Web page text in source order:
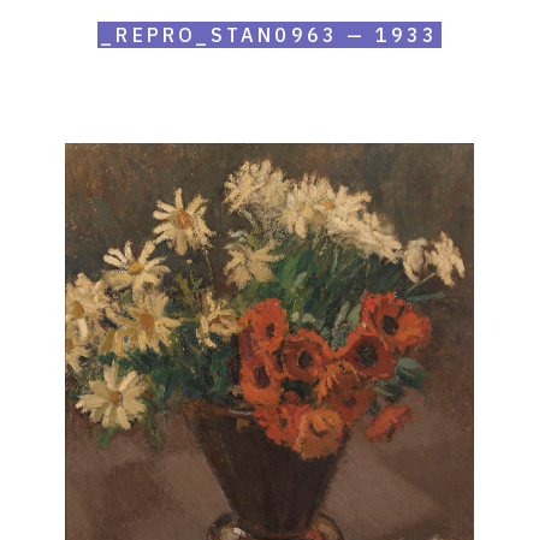
_REPRO_STAN0963 — 1933
Catalogue
raisonné,
Roger
Mathias,
_Repro_Stan0904